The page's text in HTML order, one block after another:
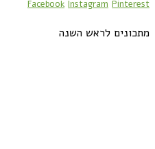
Facebook Instagram Pinterest
מתכונים לראש השנה